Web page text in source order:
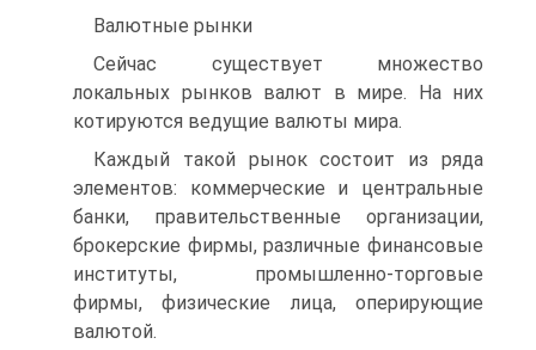
Валютные рынки
Сейчас существует множество
локальных рынков валют в мире. На них
котируются ведущие валюты мира.
Каждый такой рынок состоит из ряда
элементов: коммерческие и центральные
банки, правительственные организации,
брокерские фирмы, различные финансовые
институты, промышленно-торговые
фирмы, физические лица, оперирующие
валютой.